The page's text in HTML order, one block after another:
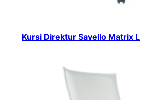
Kursi Direktur Savello Matrix L